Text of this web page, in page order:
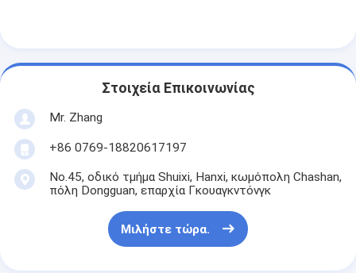
υπερηχητική ράβοντας μηχανή
φίλτρο αέρα Μηχανή κατασκευής πλαισίων
Φίλτρο τσαντών Hepa
Στοιχεία Επικοινωνίας
Mr. Zhang
+86 0769-18820617197
No.45, οδικό τμήμα Shuixi, Hanxi, κωμόπολη Chashan,
πόλη Dongguan, επαρχία Γκουαγκντόνγκ
Μιλήστε τώρα.